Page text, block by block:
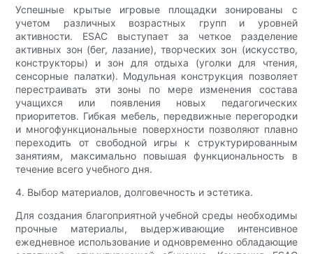
Успешные крытые игровые площадки зонированы с
учетом различных возрастных групп и уровней
активности. ESAC выступает за четкое разделение
активных зон (бег, лазание), творческих зон (искусство,
конструкторы) и зон для отдыха (уголки для чтения,
сенсорные палатки). Модульная конструкция позволяет
перестраивать эти зоны по мере изменения состава
учащихся или появления новых педагогических
приоритетов. Гибкая мебель, передвижные перегородки
и многофункциональные поверхности позволяют плавно
переходить от свободной игры к структурированным
занятиям, максимально повышая функциональность в
течение всего учебного дня.
4. Выбор материалов, долговечность и эстетика.
Для создания благоприятной учебной среды необходимы
прочные материалы, выдерживающие интенсивное
ежедневное использование и одновременно обладающие